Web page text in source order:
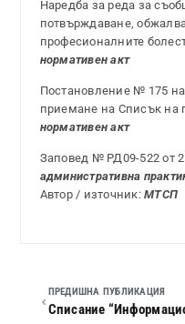
Наредба за реда за
потвърждаване,
професионалните
нормативен акт
Постановление № 175
приемане на Списък на
нормативен акт
Заповед № РД09-522 от
административна
Автор / източник:МТСП
ПРЕДИШНА ПУБЛИКАЦИЯ